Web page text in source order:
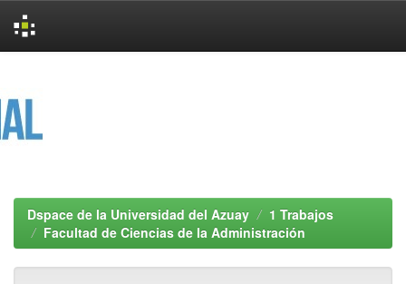
Dspace de la Universidad del Azuay
1 Trabajos
Facultad de Ciencias de la Administración